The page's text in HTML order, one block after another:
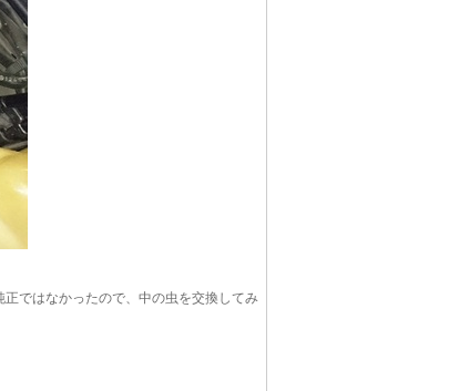
ではなかったので、中の虫を交換してみ